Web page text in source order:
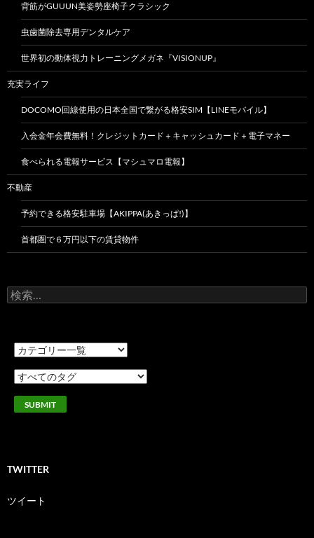
背筋がGUUUN美姿勢座椅子クラシック
虫歯菌除去専用デンタルケア
世界初の動体視力トレーニングメガネ『VISIONUP』
充実ライフ
DOCOMO回線使用の日本全国で繋がる格安SIM【LINEモバイル】
入会金年会費無料！クレジットカード＋キャッシュカード＋電子マネー
食べられる電報サービス【マシュマロ電報】
不動産
予約できる格安駐車場【AKIPPA(あきっぱ!)】
首都圏で６万円以下の賃貸物件
検
索:
TWITTER
ツイート